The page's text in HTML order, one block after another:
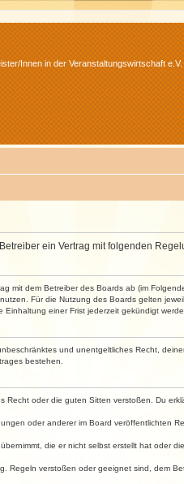
Innen in der Veranstaltungswirtschaft e.V.
ein Vertrag mit folgenden
mit dem Betreiber des Boards ab (im
Für die Nutzung des Boards gelten
einer Frist jederzeit gekündigt
und unentgeltliches Recht,
bestehen.
oder die guten Sitten verstoßen. Du
oder anderer im Board veröffentlichten
die er nicht selbst erstellt hat oder
verstoßen oder geeignet sind, dem